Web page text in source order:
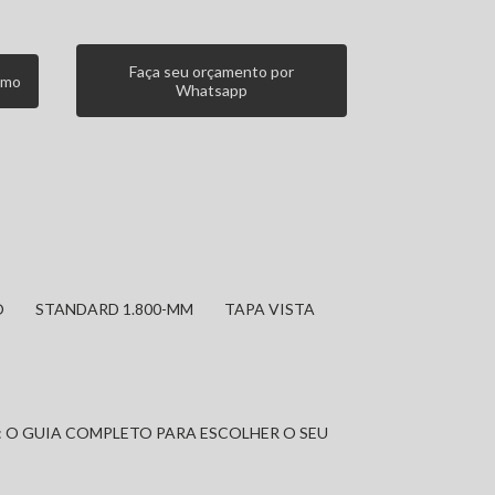
Faça seu orçamento por
Whatsapp
STANDARD 1.800-MM TAPA VISTA
GUIA COMPLETO PARA ESCOLHER O SEU